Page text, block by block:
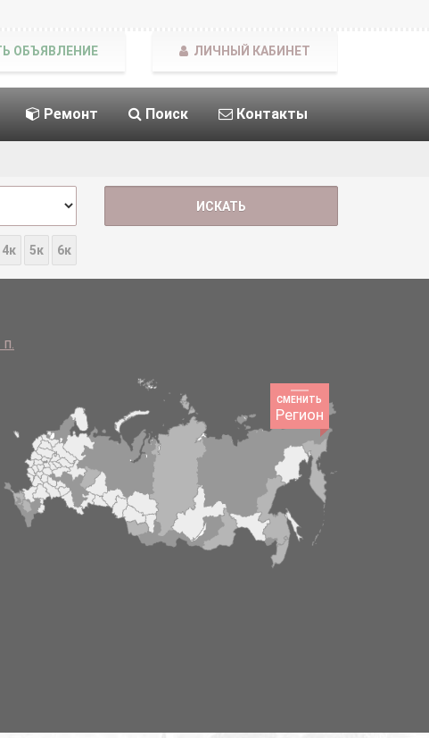
Ремонт Поиск Контакты
ОБЪЯВЛЕНИЕ ЛИЧНЫЙ КАБИНЕТ
4к 5к 6к
СМЕНИТЬ
Регион